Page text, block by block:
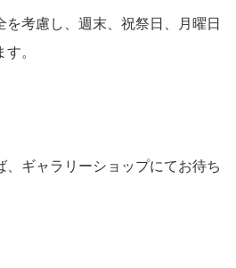
を考慮し、週末、祝祭日、月曜日
。
ギャラリーショップにてお待ち